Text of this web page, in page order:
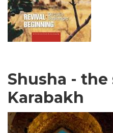
Shusha - the
Karabakh